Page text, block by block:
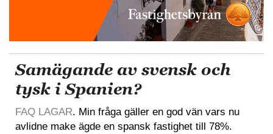
Samägande av svensk och
tysk i Spanien?
FAQ LAGAR. Min fråga gäller en god vän vars nu
avlidne make ägde en spansk fastighet till 78%.